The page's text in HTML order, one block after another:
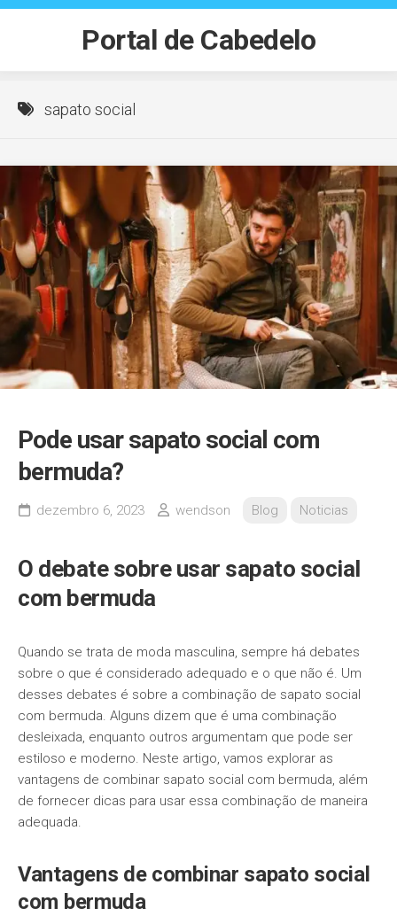
Skip
Portal de Cabedelo
sapato social
Pode usar sapato social com
bermuda?
dezembro 6, 2023 wendson Blog Noticias
O debate sobre usar sapato social
com bermuda
Quando se trata de moda masculina, sempre há debates
sobre o que é considerado adequado e o que não é. Um
desses debates é sobre a combinação de sapato social
com bermuda. Alguns dizem que é uma combinação
desleixada, enquanto outros argumentam que pode ser
estiloso e moderno. Neste artigo, vamos explorar as
vantagens de combinar sapato social com bermuda, além
de fornecer dicas para usar essa combinação de maneira
adequada.
Vantagens de combinar sapato social
com bermuda